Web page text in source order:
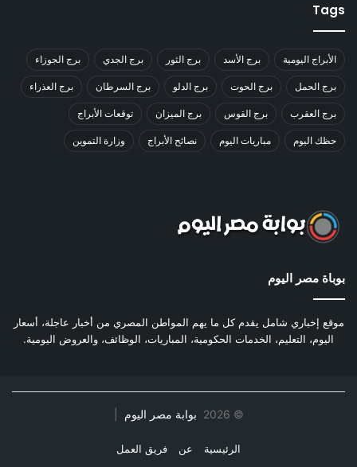
Tags
الأبراج اليومية برج الأسد برج الثور برج الجدي برج الجوزاء
برج الحمل برج الحوت برج الدلو برج السرطان برج العذراء
برج العقرب برج القوس برج الميزان توقعات الأبراج
حظك اليوم مباريات اليوم نصائح الأبراج وزارة التموين
بوباة مصر اليوم
موقع إخباري شامل يقدم كل ما يهم المواطن المصري من أخبار عاجلة، أسعار
اليوم، التعليم، الخدمات الحكومية، المباريات، الوظائف، والعروض اليومية.
©
2026 بوابة مصر اليوم
الرئيسية عن فريق العمل